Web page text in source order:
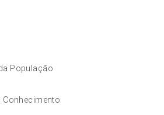
População
Conhecimento